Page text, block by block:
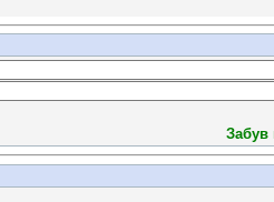
Забув